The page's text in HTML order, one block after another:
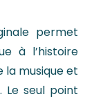
permet
à l’histoire
la musique et
seul point